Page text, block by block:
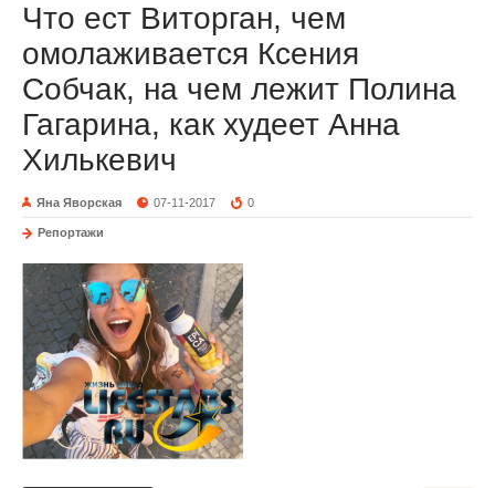
Что ест Виторган, чем
омолаживается Ксения
Собчак, на чем лежит Полина
Гагарина, как худеет Анна
Хилькевич
Яна Яворская 07-11-2017 0
Репортажи